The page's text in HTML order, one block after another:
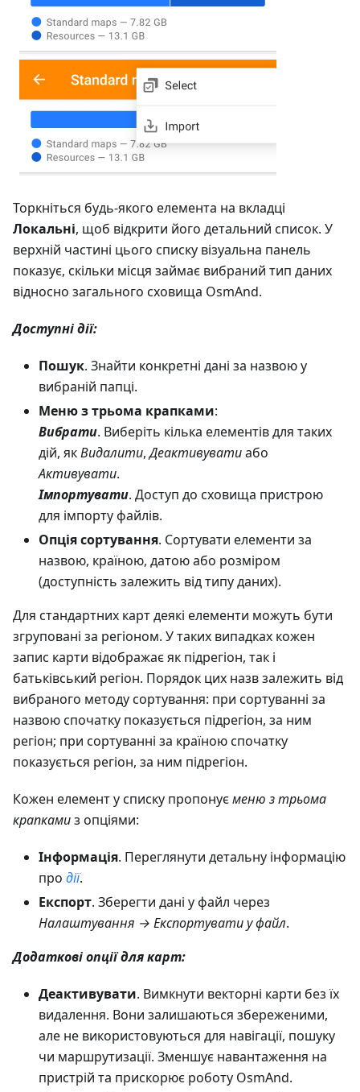
Торкніться будь-якого елемента на вкладці
Локальні, щоб відкрити його детальний список. У
верхній частині цього списку візуальна панель
показує, скільки місця займає вибраний тип даних
відносно загального сховища OsmAnd.
Доступні дії:
Пошук. Знайти конкретні дані за назвою у
вибраній папці.
Меню з трьома крапками:
Вибрати. Виберіть кілька елементів для таких
дій, якВидалити,Деактивуватиабо
Активувати.
Імпортувати. Доступ до сховища пристрою
для імпорту файлів.
Опція сортування. Сортувати елементи за
назвою, країною, датою або розміром
(доступність залежить від типу даних).
Для стандартних карт деякі елементи можуть бути
згруповані за регіоном. У таких випадках кожен
запис карти відображає як підрегіон, так і
батьківський регіон. Порядок цих назв залежить від
вибраного методу сортування: при сортуванні за
назвою спочатку показується підрегіон, за ним
регіон; при сортуванні за країною спочатку
показується регіон, за ним підрегіон.
Кожен елемент у списку пропонуєменю з трьома
крапкамиз опціями:
Інформація. Переглянути детальну інформацію
про дії.
Експорт. Зберегти дані у файл через
Налаштування → Експортувати у файл.
Додаткові опції для карт:
Деактивувати. Вимкнути векторні карти без їх
видалення. Вони залишаються збереженими,
але не використовуються для навігації, пошуку
чи маршрутизації. Зменшує навантаження на
пристрій та прискорює роботу OsmAnd.